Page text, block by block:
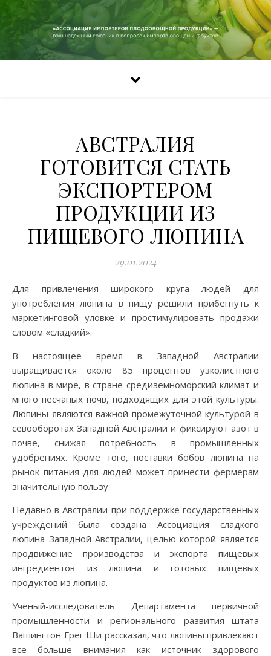
АВСТРАЛИЯ
ГОТОВИТСЯ СТАТЬ
ЭКСПОРТЕРОМ
ПРОДУКЦИИ ИЗ
ПИЩЕВОГО ЛЮПИНА
29.01.2024
Для привлечения широкого круга людей для
употребления люпина в пищу решили прибегнуть к
маркетинговой уловке и простимулировать продажи
словом «сладкий».
В настоящее время в Западной Австралии
выращивается около 85 процентов узколистного
люпина в мире, в стране средиземноморский климат и
много песчаных почв, подходящих для этой культуры.
Люпины являются важной промежуточной культурой в
севооборотах Западной Австралии и фиксируют азот в
почве, снижая потребность в промышленных
удобрениях. Кроме того, поставки бобов люпина на
рынок питания для людей может принести фермерам
значительную пользу.
Недавно в Австралии при поддержке государственных
учреждений была создана Ассоциация сладкого
люпина Западной Австралии, целью которой является
продвижение производства и экспорта пищевых
ингредиентов из люпина и готовых пищевых
продуктов из люпина.
Ученый-исследователь Департамента первичной
промышленности и регионального развития штата
Вашингтон Грег Ши рассказал, что люпины привлекают
все больше внимания как источник здорового